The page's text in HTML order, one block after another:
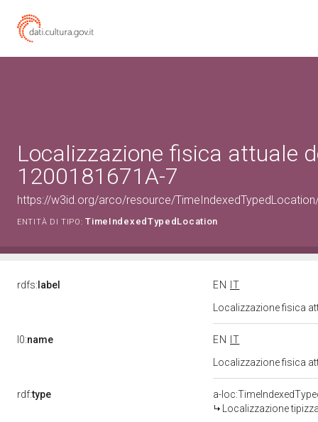
Localizzazione fisica attuale
1200181671A-7
https://w3id.org/arco/resource/
ENTITÀ DI TIPO: TimeIndexedTypedLocation
rdfs: label EN
IT
Localizzazione fisica
l0:name EN
IT
Localizzazione fisica
rdf:type
a-
Localizzazione